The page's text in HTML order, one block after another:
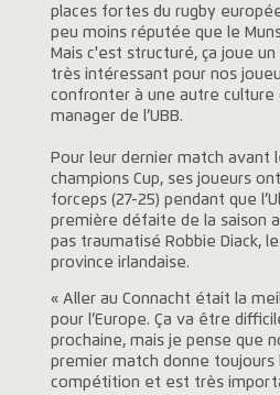
places fortes du rugby
peu moins réputée que le
Mais c'est structuré, ça joue
très intéressant pour nos
confronter à une autre culture
manager de l’UBB.
Pour leur dernier match avant
champions Cup, ses joueurs
forceps (27-25) pendant que
première défaite de la saison
pas traumatisé Robbie Diack,
province irlandaise.
« Aller au Connacht était la
pour l’Europe. Ça va être
prochaine, mais je pense que
premier match donne toujours
compétition et est très